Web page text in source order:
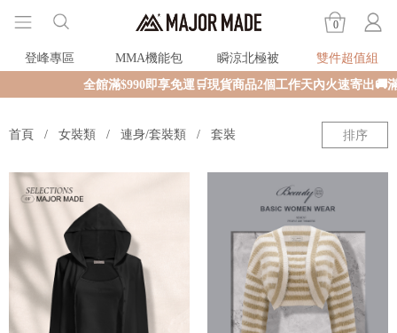
0
登峰專區 MMA機能包 瞬涼北極被
雙件超值組
全館滿$990即享免運🛒現貨商品2個工作天內火速寄出🚚
首頁 女裝類 連身/套裝類 套裝 排序